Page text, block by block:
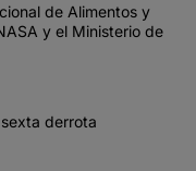
de Alimentos y
y el Ministerio de
derrota